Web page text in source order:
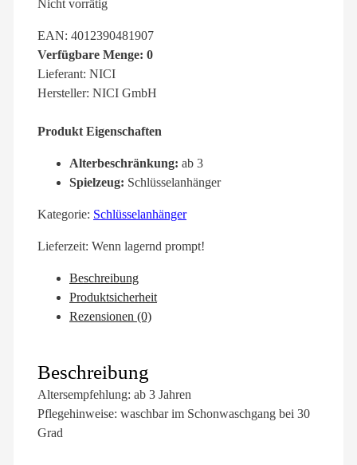
Nicht vorrätig
EAN: 4012390481907
Verfügbare Menge: 0
Lieferant: NICI
Hersteller: NICI GmbH
Produkt Eigenschaften
Alterbeschränkung: ab 3
Spielzeug: Schlüsselanhänger
Kategorie: Schlüsselanhänger
Lieferzeit: Wenn lagernd prompt!
Beschreibung
Produktsicherheit
Rezensionen (0)
Beschreibung
Altersempfehlung: ab 3 Jahren
Pflegehinweise: waschbar im Schonwaschgang bei 30
Grad